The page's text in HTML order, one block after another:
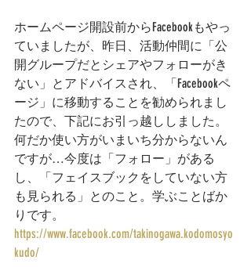
ホームページ開設前からFacebookもやっ
ていましたが、昨日、活動仲間に「公
開グループだとシェアやフォローがき
ない」とアドバイスされ、「Facebookペ
ージ」に移動することを勧められまし
たので、下記にお引っ越ししました。
何だか使い方がいまいち分からないん
ですが…今度は「フォロー」がある
し、「フェイスブックをしていない方
も見られる」とのこと。学ぶことばか
りです。
https://www.facebook.com/takinogawa.kodomosyo
kudo/